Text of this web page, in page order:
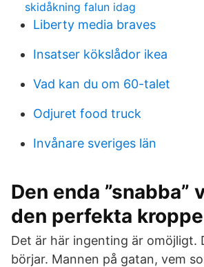
skidåkning falun idag
Liberty media braves
Insatser kökslådor ikea
Vad kan du om 60-talet
Odjuret food truck
Invånare sveriges län
Den enda ”snabba”
den perfekta
Det är här ingenting är omöjligt.
börjar. Mannen på gatan, vem